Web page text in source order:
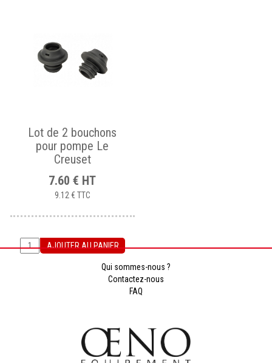
Lot de 2 bouchons
pour pompe Le
Creuset
7.60 € HT
9.12 €TTC
AJOUTER AU PANIER
Qui sommes-nous ?
Contactez-nous
FAQ